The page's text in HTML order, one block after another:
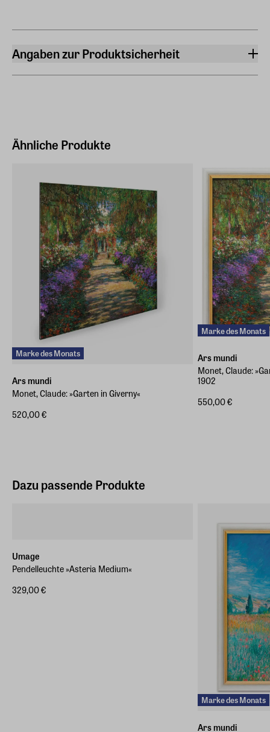
Angaben zur Produktsicherheit
Deutschland (EU)
Ähnliche Produkte
Marke des Monats
Ars mundi
Monet, Claude: »Garten in Giverny«
520,00 €
Marke des Monats
Ars mundi
Monet, Claude:
1902
550,00 €
Dazu passende Produkte
Umage
Pendelleuchte »Asteria Medium«
329,00 €
Marke des Monats
Ars mundi